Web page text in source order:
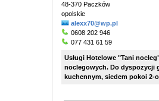
48-370 Paczków
opolskie
alexx70@wp.pl
0608 202 946
077 431 61 59
Usługi Hotelowe "Tani
noclegowych. Do dyspozycji
kuchennym, siedem pokoi 2-